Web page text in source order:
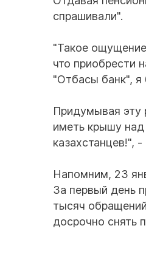
спрашивали".
"Такое
что приобрести
"Отбасы банк",
Придумывая эту
иметь крышу
казахстанцев!",
Напомним, 23
За первый день
тысяч
досрочно снять